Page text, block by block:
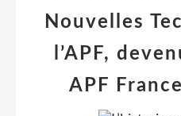
Nouvelles
l’APF,
APF